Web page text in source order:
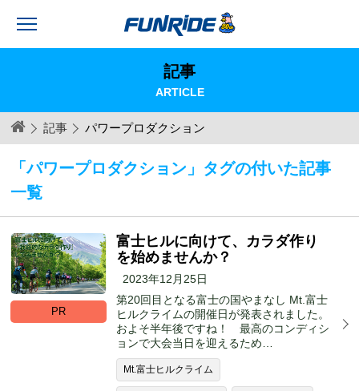
記事
ARTICLE
記事 パワープロダクション
「パワープロダクション」タグの付いた記事
一覧
PR
富士ヒルに向けて、カラダ作り
を始めませんか？
2023年12月25日
第20回目となる富士の国やまなし Mt.富士
ヒルクライムの開催日が発表されました。
およそ半年後ですね！ 最高のコンディシ
ョンで大会当日を迎えるため…
Mt.富士ヒルクライム